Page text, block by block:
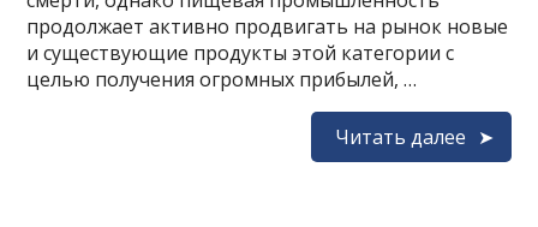
продолжает активно продвигать на рынок новые
и существующие продукты этой категории с
целью получения огромных прибылей, …
Читать далее